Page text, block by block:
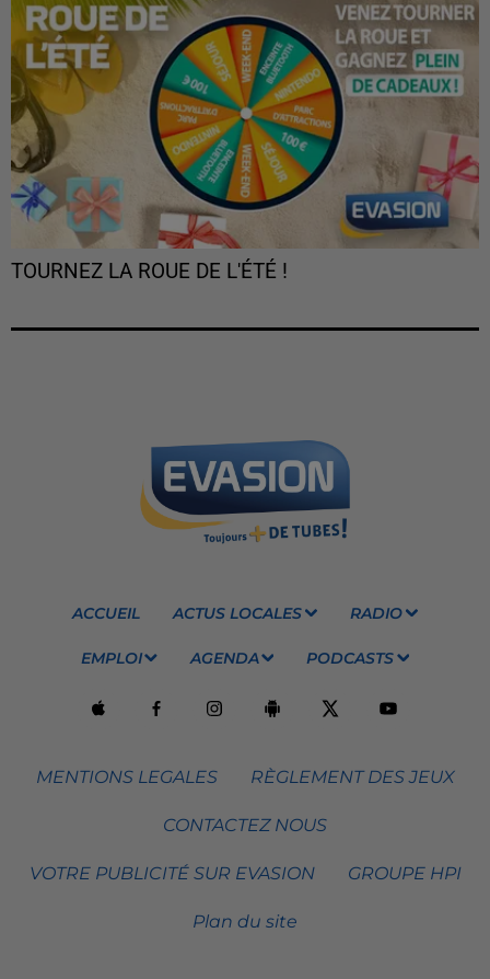
TOURNEZ LA ROUE DE L'ÉTÉ !
ACCUEIL ACTUS LOCALES RADIO
EMPLOI AGENDA PODCASTS
MENTIONS LEGALES RÈGLEMENT DES JEUX
CONTACTEZ NOUS
VOTRE PUBLICITÉ SUR EVASION GROUPE HPI
Plan du site